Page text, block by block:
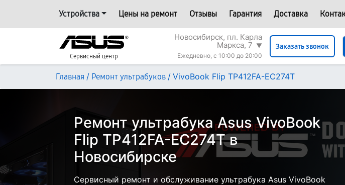
Устройства Цены на ремонт Отзывы Гарантия Доставка
Сервисный центр
Новосибирск, пл. Карла
Маркса, 7 ▼
Ежедневно, с 10:00 до 20:00
Заказать звонок
Главная / Ремонт ультрабуков / VivoBook Flip TP412FA-EC274T
Ремонт ультрабука Asus VivoBook
Flip TP412FA-EC274T в
Новосибирске
Сервисный ремонт и обслуживание ультрабука Asus VivoBook